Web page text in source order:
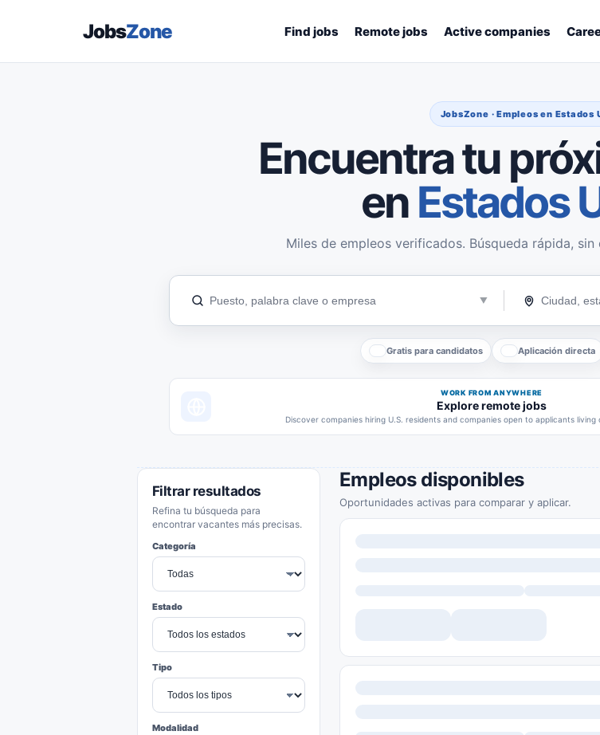
JobsZone Find jobs Remote jobs Active companies
JobsZone · Empleos en Estados
Encuentra tu
en Estados
Miles de empleos verificados. Búsqueda rápida,
Gratis para candidatos Aplicación directa
WORK FROM ANYWHERE
Explore remote jobs
Discover companies hiring U.S. residents and companies open to applicants living
Filtrar resultados
Refina tu búsqueda para
encontrar vacantes más precisas.
Categoría
Estado
Tipo
Modalidad
Empleos disponibles
Oportunidades activas para comparar y aplicar.